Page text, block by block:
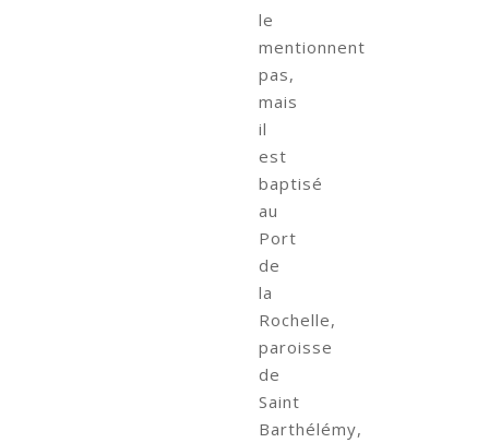
le
mentionnent
pas,
mais
il
est
baptisé
au
Port
de
la
Rochelle,
paroisse
de
Saint
Barthélémy,